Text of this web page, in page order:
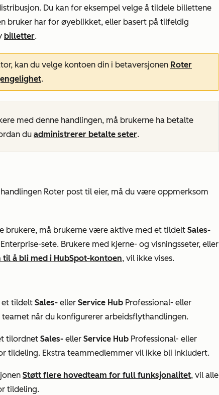
Du kan for eksempel velge å tildele billettene
bruker har for øyeblikket, eller basert på tilfeldig
billetter.
kan du velge kontoen din i betaversjonen Roter
.
med denne handlingen, må brukerne ha betalte
du administrerer betalte seter.
Roter post til eier, må du være oppmerksom
brukere, må brukerne være aktive med et tildelt Sales-
Enterprise-sete. Brukere med kjerne- og visningsseter, eller
til å bli med i HubSpot-kontoen, vil ikke vises.
et tildelt Sales- eller Service Hub Professional- eller
teamet når du konfigurerer arbeidsflythandlingen.
tilordnet Sales- eller Service Hub Professional- eller
tildeling. Ekstra teammedlemmer vil ikke bli inkludert.
Støtt flere hovedteam for full funksjonalitet, vil alle
tildeling.